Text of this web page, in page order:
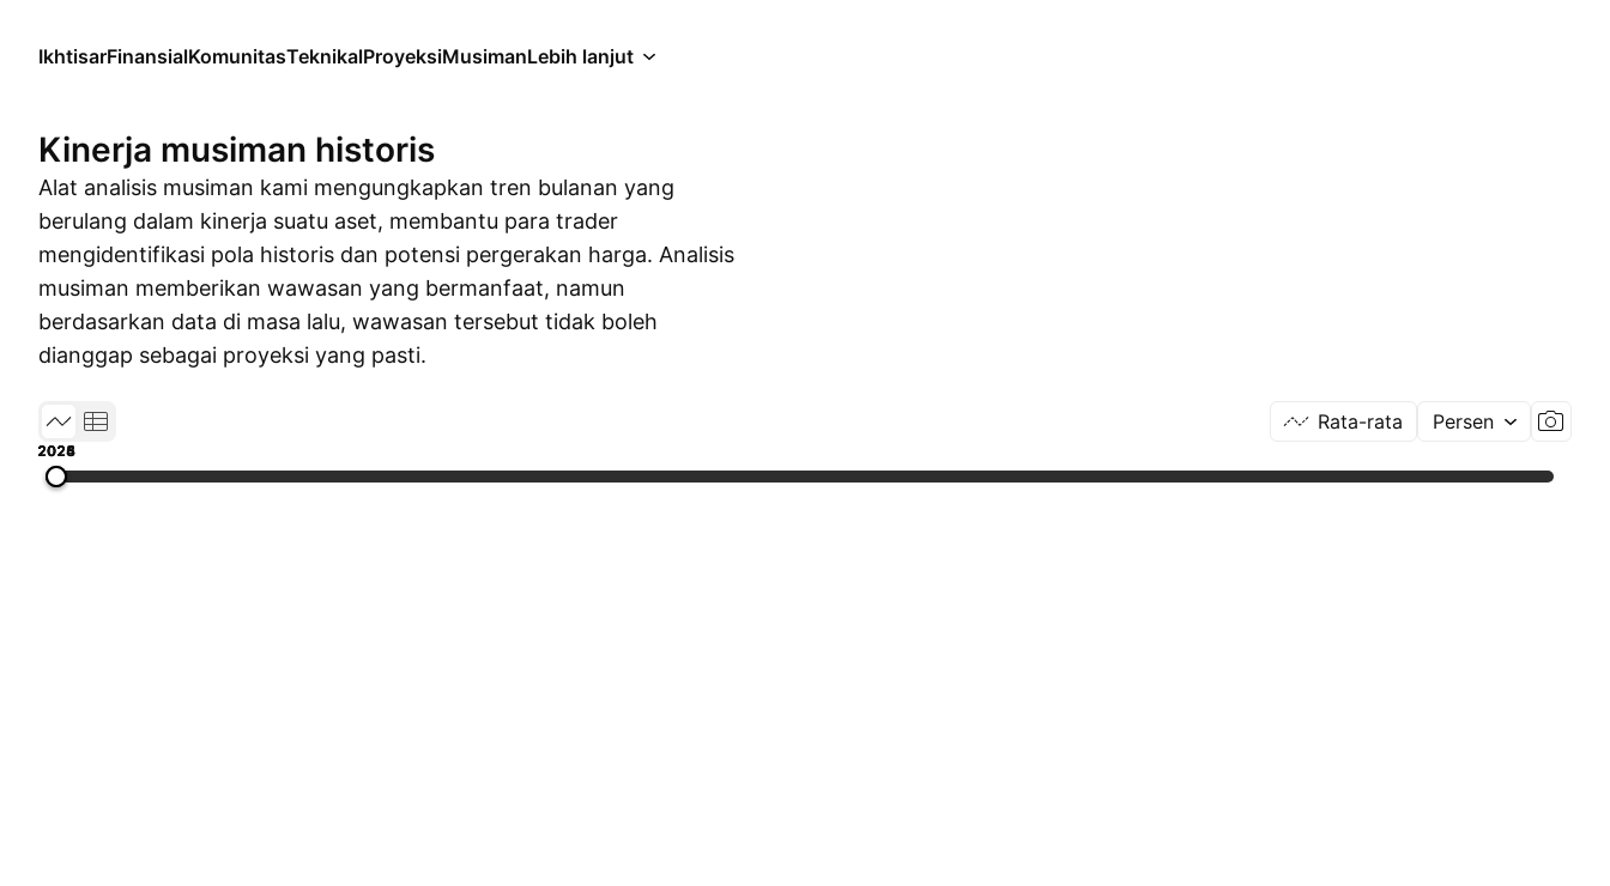
IkhtisarFinansialKomunitasTeknikalProyeksiMusimanLebih lanjut
Kinerja musiman historis
Alat analisis musiman kami mengungkapkan tren bulanan yang
berulang dalam kinerja suatu aset, membantu para trader
mengidentifikasi pola historis dan potensi pergerakan harga. Analisis
musiman memberikan wawasan yang bermanfaat, namun
berdasarkan data di masa lalu, wawasan tersebut tidak boleh
dianggap sebagai proyeksi yang pasti.
Rata-rata Persen
2023
2024
2025
2026